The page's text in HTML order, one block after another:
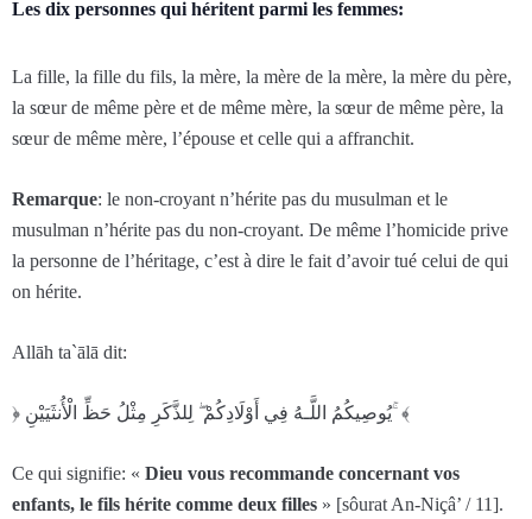
Les dix personnes qui héritent parmi les femmes:
La fille, la fille du fils, la mère, la mère de la mère, la mère du père,
la sœur de même père et de même mère, la sœur de même père, la
sœur de même mère, l’épouse et celle qui a affranchit.
Remarque: le non-croyant n’hérite pas du musulman et le
musulman n’hérite pas du non-croyant. De même l’homicide prive
la personne de l’héritage, c’est à dire le fait d’avoir tué celui de qui
on hérite.
Allāh ta`ālā dit:
﴿ يُوصِيكُمُ اللَّـهُ فِي أَوْلَادِكُمْ ۖ لِلذَّكَرِ‌ مِثْلُ حَظِّ الْأُنثَيَيْنِ ۚ ﴾
Ce qui signifie: « Dieu vous recommande concernant vos
enfants, le fils hérite comme deux filles » [sôurat An-Niçâ’ / 11].